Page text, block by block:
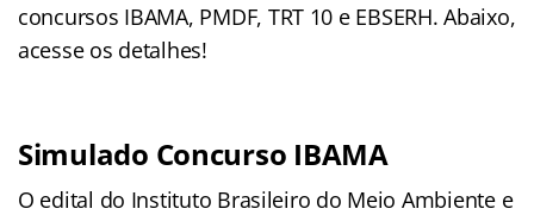
concursos IBAMA, PMDF, TRT 10 e EBSERH. Abaixo,
acesse os detalhes!
Simulado Concurso IBAMA
O edital do Instituto Brasileiro do Meio Ambiente e